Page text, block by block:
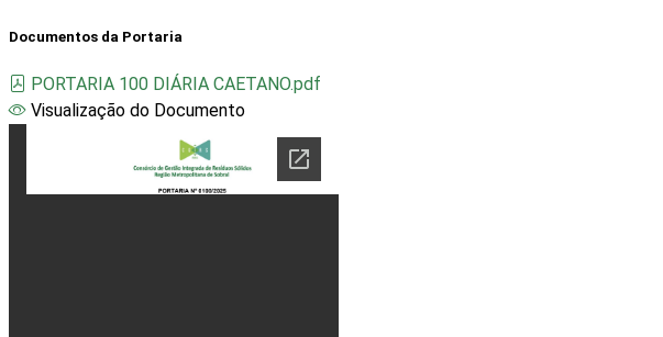
Documentos da Portaria
PORTARIA 100 DIÁRIA CAETANO.pdf
Visualização do Documento